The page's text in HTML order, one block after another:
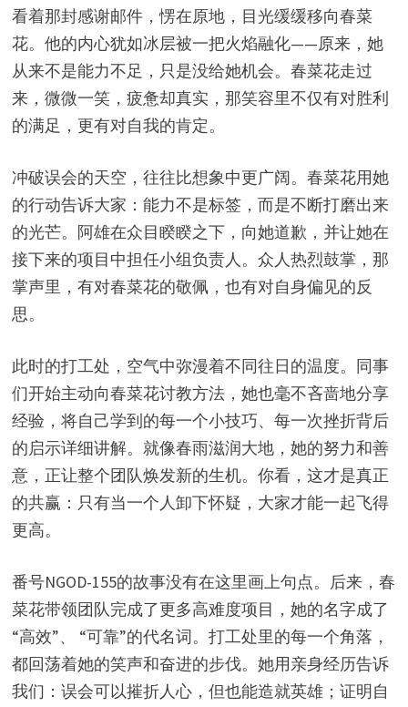
看着那封感谢邮件，愣在原地，目光缓缓移向春菜
花。他的内心犹如冰层被一把火焰融化——原来，她
从来不是能力不足，只是没给她机会。春菜花走过
来，微微一笑，疲惫却真实，那笑容里不仅有对胜利
的满足，更有对自我的肯定。
冲破误会的天空，往往比想象中更广阔。春菜花用她
的行动告诉大家：能力不是标签，而是不断打磨出来
的光芒。阿雄在众目睽睽之下，向她道歉，并让她在
接下来的项目中担任小组负责人。众人热烈鼓掌，那
掌声里，有对春菜花的敬佩，也有对自身偏见的反
思。
此时的打工处，空气中弥漫着不同往日的温度。同事
们开始主动向春菜花讨教方法，她也毫不吝啬地分享
经验，将自己学到的每一个小技巧、每一次挫折背后
的启示详细讲解。就像春雨滋润大地，她的努力和善
意，正让整个团队焕发新的生机。你看，这才是真正
的共赢：只有当一个人卸下怀疑，大家才能一起飞得
更高。
番号NGOD-155的故事没有在这里画上句点。后来，春
菜花带领团队完成了更多高难度项目，她的名字成了
“高效”、 “可靠”的代名词。打工处里的每一个角落，
都回荡着她的笑声和奋进的步伐。她用亲身经历告诉
我们：误会可以摧折人心，但也能造就英雄；证明自